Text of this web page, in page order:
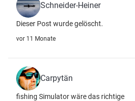
Schneider-Heiner
Dieser Post wurde gelöscht.
vor 11 Monate
Carpytän
fishing Simulator wäre das richtige